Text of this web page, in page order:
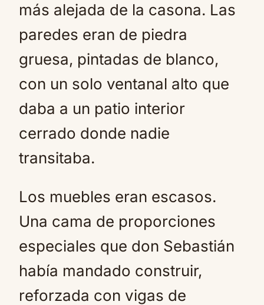
más alejada de la casona. Las
paredes eran de piedra
gruesa, pintadas de blanco,
con un solo ventanal alto que
daba a un patio interior
cerrado donde nadie
transitaba.
Los muebles eran escasos.
Una cama de proporciones
especiales que don Sebastián
había mandado construir,
reforzada con vigas de